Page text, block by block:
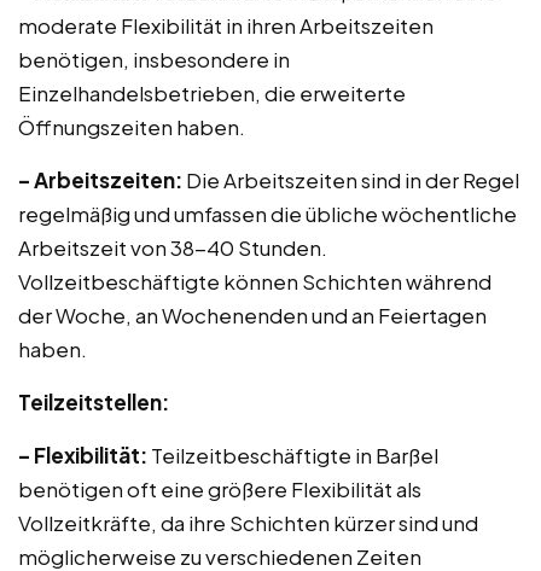
moderate Flexibilität in ihren Arbeitszeiten
benötigen, insbesondere in
Einzelhandelsbetrieben, die erweiterte
Öffnungszeiten haben.
– Arbeitszeiten: Die Arbeitszeiten sind in der Regel
regelmäßig und umfassen die übliche wöchentliche
Arbeitszeit von 38-40 Stunden.
Vollzeitbeschäftigte können Schichten während
der Woche, an Wochenenden und an Feiertagen
haben.
Teilzeitstellen:
– Flexibilität: Teilzeitbeschäftigte in Barßel
benötigen oft eine größere Flexibilität als
Vollzeitkräfte, da ihre Schichten kürzer sind und
möglicherweise zu verschiedenen Zeiten